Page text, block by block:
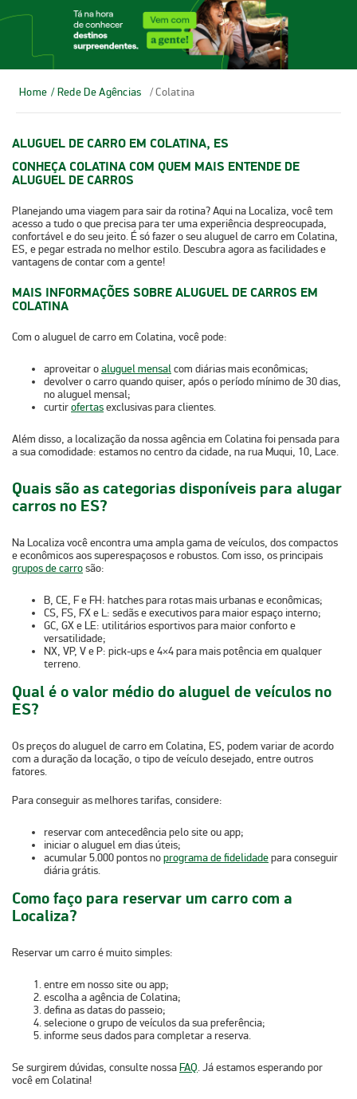
Home / Rede De Agências / Colatina
ALUGUEL DE CARRO EM COLATINA, ES
CONHEÇA COLATINA COM QUEM MAIS ENTENDE DE
ALUGUEL DE CARROS
Planejando uma viagem para sair da rotina? Aqui na Localiza, você tem
acesso a tudo o que precisa para ter uma experiência despreocupada,
confortável e do seu jeito. É só fazer o seualuguel de carro em Colatina,
ES, e pegar estrada no melhor estilo. Descubra agora as facilidades e
vantagens de contar com a gente!​​
MAIS INFORMAÇÕES SOBRE ALUGUEL DE CARROS EM
COLATINA
Com oaluguel de carro em Colatina, você pode:
aproveitar oaluguel mensalcom diárias mais econômicas;
devolver o carro quando quiser, após o período mínimode 30 dias,
no aluguel mensal;
curtirofertasexclusivas para clientes.
Além disso, a localização da nossa agência em Colatina foi pensada para
a sua comodidade: estamos no centro da cidade, na rua Muqui, 10, Lace.
Quais são as categorias disponíveis para alugar
carros no ES?
Na Localiza você encontra uma ampla gama de veículos, dos compactos
e econômicos aos superespaçosos e robustos. Com isso, os principais
grupos de carrosão:
B, CE, F e FH: hatchespara rotas mais urbanas e econômicas;
CS, FS, FX e L: sedãs e executivospara maior espaço interno;
GC, GX e LE: utilitários esportivospara maior conforto e
versatilidade;
NX, VP, V e P: pick-ups e 4×4para mais potência em qualquer
terreno.
Qual é o valor médio do aluguel de veículos no
ES?
Os preços doaluguel de carro em Colatina, ES, podem variar de acordo
com a duração da locação, o tipo de veículo desejado, entre outros
fatores.
Para conseguir as melhores tarifas, considere:
reservar com antecedênciapelo site ou app;
iniciar o aluguel em dias úteis;
acumular 5.000 pontos noprograma de fidelidadepara conseguir
diária grátis.
Como faço para reservar um carro com a
Localiza?
Reservar um carro é muito simples:
entre em nossositeouapp;
escolha a agência de Colatina;
defina as datas do passeio;
selecione o grupo de veículos da sua preferência;
informe seus dados para completar a reserva.
Se surgirem dúvidas, consulte nossaFAQ. Já estamos esperando por
você em Colatina!